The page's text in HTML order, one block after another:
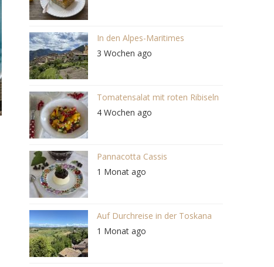
In den Alpes-Maritimes
3 Wochen ago
Tomatensalat mit roten Ribiseln
4 Wochen ago
Pannacotta Cassis
1 Monat ago
Auf Durchreise in der Toskana
1 Monat ago